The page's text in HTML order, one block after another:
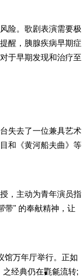
险。歌剧表演需要极
醒，胰腺疾病早期症
于早期发现和治疗至
失去了一位兼具艺术
和《黄河船夫曲》等
，主动为青年演员指
带" 的奉献精神，让
馆万年厅举行。正如
经典仍在氍毹流转;